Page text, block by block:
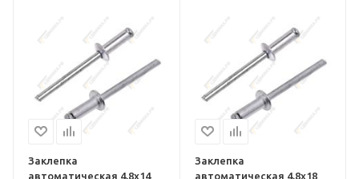
Заклепка
автоматическая 4,8х14
Заклепка
автоматическая 4,8х18